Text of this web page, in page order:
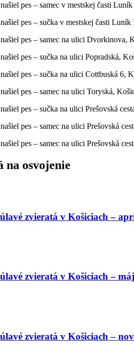
pes – samec v mestskej časti
pes – sučka v mestskej časti Luník
pes – samec na ulici
pes – sučka na ulici Popradská,
pes – sučka na ulici Cottbuská 6,
pes – samec na ulici Toryská,
pes – sučka na ulici Prešovská
pes – samec na ulici Prešovská
pes – samec na ulici Prešovská
na osvojenie
zvieratá v Košiciach –
zvieratá v Košiciach –
zvieratá v Košiciach –